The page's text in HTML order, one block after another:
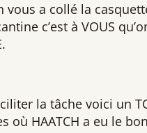
vous a collé la
c’est à VOUS
la tâche voici un
où HAATCH a eu le